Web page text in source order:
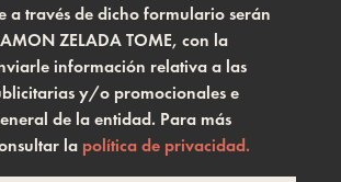
a través de dicho formulario serán
ZELADA TOME, con la
información relativa a las
y/o promocionales e
de la entidad. Para más
la política de privacidad.